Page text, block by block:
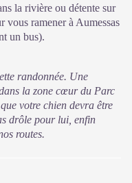
la rivière ou détente sur
vous ramener à Aumessas
un bus).
randonnée. Une
la zone cœur du Parc
votre chien devra être
drôle pour lui, enfin
routes.